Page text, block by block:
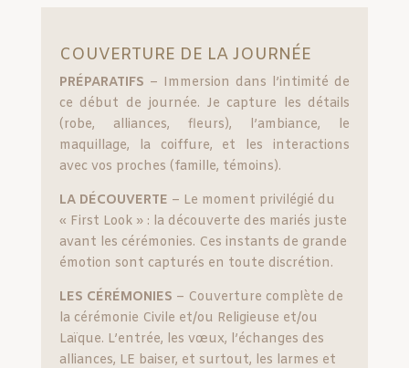
COUVERTURE DE LA JOURNÉE
PRÉPARATIFS – Immersion dans l’intimité de
ce début de journée. Je capture les détails
(robe, alliances, fleurs), l’ambiance, le
maquillage, la coiffure, et les interactions
avec vos proches (famille, témoins).
LA DÉCOUVERTE – Le moment privilégié du
« First Look » : la découverte des mariés juste
avant les cérémonies. Ces instants de grande
émotion sont capturés en toute discrétion.
LES CÉRÉMONIES – Couverture complète de
la cérémonie Civile et/ou Religieuse et/ou
Laïque. L’entrée, les vœux, l’échanges des
alliances, LE baiser, et surtout, les larmes et